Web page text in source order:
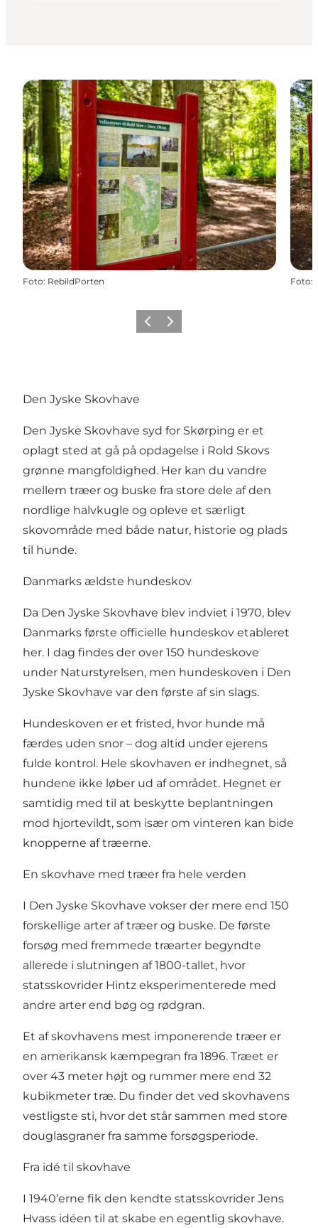
Foto: RebildPorten Foto:
ForrigeNæste
Den Jyske Skovhave
Den Jyske Skovhave syd for Skørping er et
oplagt sted at gå på opdagelse i Rold Skovs
grønne mangfoldighed. Her kan du vandre
mellem træer og buske fra store dele af den
nordlige halvkugle og opleve et særligt
skovområde med både natur, historie og plads
til hunde.
Danmarks ældste hundeskov
Da Den Jyske Skovhave blev indviet i 1970, blev
Danmarks første officielle hundeskov etableret
her. I dag findes der over 150 hundeskove
under Naturstyrelsen, men hundeskoven i Den
Jyske Skovhave var den første af sin slags.
Hundeskoven er et fristed, hvor hunde må
færdes uden snor – dog altid under ejerens
fulde kontrol. Hele skovhaven er indhegnet, så
hundene ikke løber ud af området. Hegnet er
samtidig med til at beskytte beplantningen
mod hjortevildt, som især om vinteren kan bide
knopperne af træerne.
En skovhave med træer fra hele verden
I Den Jyske Skovhave vokser der mere end 150
forskellige arter af træer og buske. De første
forsøg med fremmede træarter begyndte
allerede i slutningen af 1800-tallet, hvor
statsskovrider Hintz eksperimenterede med
andre arter end bøg og rødgran.
Et af skovhavens mest imponerende træer er
en amerikansk kæmpegran fra 1896. Træet er
over 43 meter højt og rummer mere end 32
kubikmeter træ. Du finder det ved skovhavens
vestligste sti, hvor det står sammen med store
douglasgraner fra samme forsøgsperiode.
Fra idé til skovhave
I 1940’erne fik den kendte statsskovrider Jens
Hvass idéen til at skabe en egentlig skovhave.